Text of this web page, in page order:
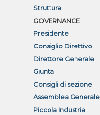
Struttura
GOVERNANCE
Presidente
Consiglio Direttivo
Direttore Generale
Giunta
Consigli di sezione
Assemblea Generale
Piccola Industria